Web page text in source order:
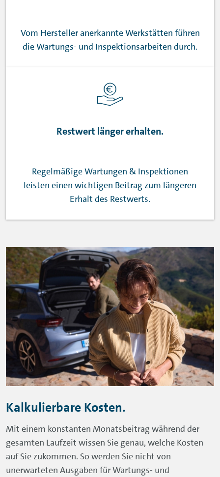
Vom Hersteller anerkannte Werkstätten führen
die Wartungs- und Inspektionsarbeiten durch.
Restwert länger erhalten.
Regelmäßige Wartungen & Inspektionen
leisten einen wichtigen Beitrag zum längeren
Erhalt des Restwerts.
Kalkulierbare Kosten.
Mit einem konstanten Monatsbeitrag während der
gesamten Laufzeit wissen Sie genau, welche Kosten
auf Sie zukommen. So werden Sie nicht von
unerwarteten Ausgaben für Wartungs- und